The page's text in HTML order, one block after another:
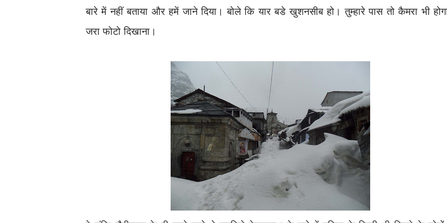
बारे में नहीं बताया और हमें जाने दिया। बोले कि यार बडे खुशनसीब हो। तुम्हारे पास तो कैमरा भी
जरा फोटो दिखाना।